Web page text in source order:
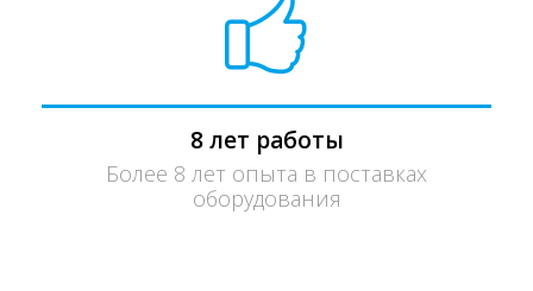
8 лет работы
Более 8 лет опыта в поставках
оборудования